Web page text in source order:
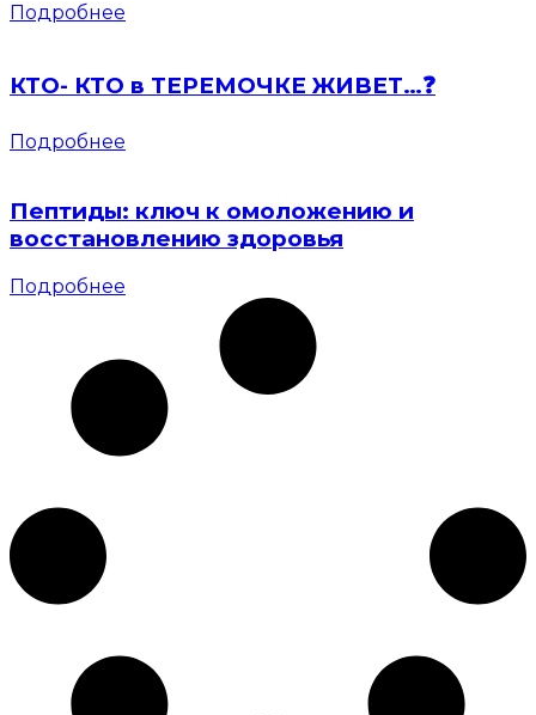
Подробнее
КТО- КТО в ТЕРЕМОЧКЕ ЖИВЕТ…❓
Подробнее
Пептиды: ключ к омоложению и
восстановлению здоровья
Подробнее